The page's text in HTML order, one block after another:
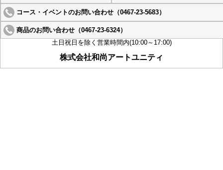
コース・イベントのお問い合わせ（0467-23-5683）
商品のお問い合わせ（0467-23-6324）
土日祝日を除く営業時間内(10:00～17:00)
株式会社和尚アートユニティ